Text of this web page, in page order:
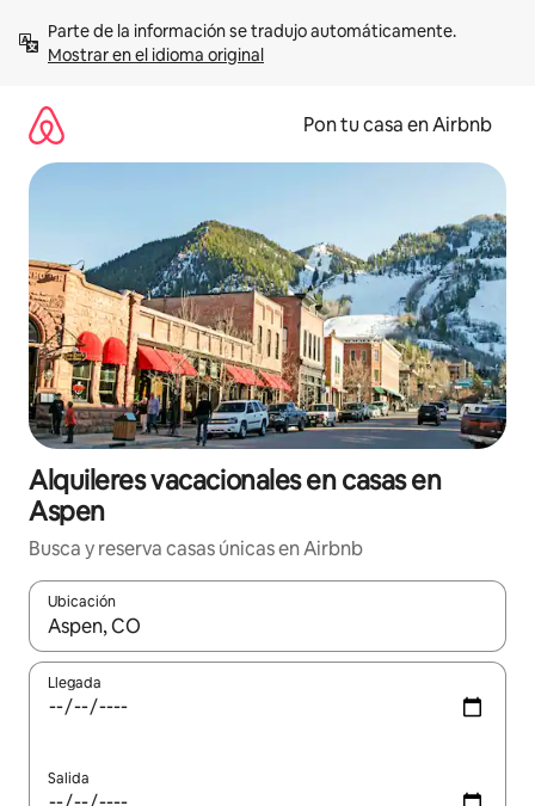
contenidoMostrar en el idioma original
Pon tu casa en Airbnb
Alquileres vacacionales en casas en
Aspen
Busca y reserva casas únicas en Airbnb
Ubicación
Cuando los resultados estén disponibles, navega con las
Llegada
Salida